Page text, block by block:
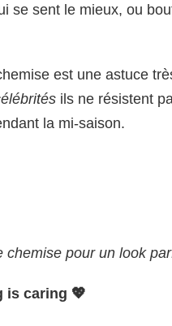
se sent le mieux, ou
est une astuce
ils ne résistent
la mi-saison.
chemise pour un look
is caring 💖